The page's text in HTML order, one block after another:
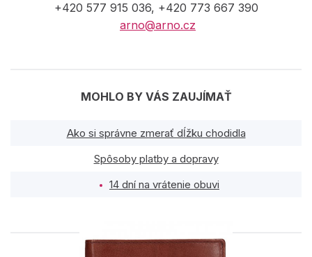
+420 577 915 036, +420 773 667 390
arno@arno.cz
MOHLO BY VÁS ZAUJÍMAŤ
Ako si správne zmerať dĺžku chodidla
Spôsoby platby a dopravy
14 dní na vrátenie obuvi